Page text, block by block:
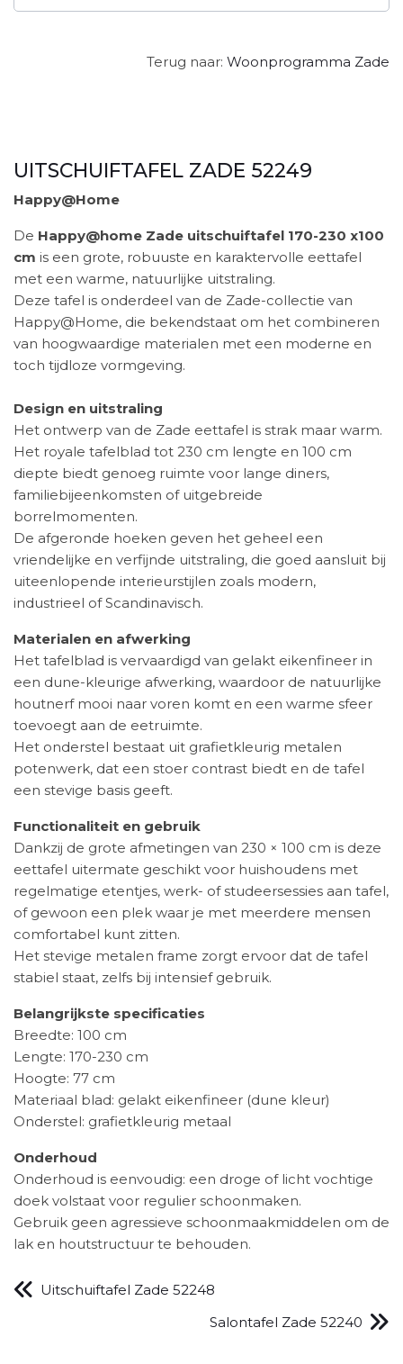
Terug naar: Woonprogramma Zade
UITSCHUIFTAFEL ZADE 52249
Happy@Home
De Happy@home Zade uitschuiftafel 170-230 x100
cm is een grote, robuuste en karaktervolle eettafel
met een warme, natuurlijke uitstraling.
Deze tafel is onderdeel van de Zade-collectie van
Happy@Home, die bekendstaat om het combineren
van hoogwaardige materialen met een moderne en
toch tijdloze vormgeving.
Design en uitstraling
Het ontwerp van de Zade eettafel is strak maar warm.
Het royale tafelblad tot 230 cm lengte en 100 cm
diepte biedt genoeg ruimte voor lange diners,
familiebijeenkomsten of uitgebreide
borrelmomenten.
De afgeronde hoeken geven het geheel een
vriendelijke en verfijnde uitstraling, die goed aansluit bij
uiteenlopende interieurstijlen zoals modern,
industrieel of Scandinavisch.
Materialen en afwerking
Het tafelblad is vervaardigd van gelakt eikenfineer in
een dune-kleurige afwerking, waardoor de natuurlijke
houtnerf mooi naar voren komt en een warme sfeer
toevoegt aan de eetruimte.
Het onderstel bestaat uit grafietkleurig metalen
potenwerk, dat een stoer contrast biedt en de tafel
een stevige basis geeft.
Functionaliteit en gebruik
Dankzij de grote afmetingen van 230 × 100 cm is deze
eettafel uitermate geschikt voor huishoudens met
regelmatige etentjes, werk- of studeersessies aan tafel,
of gewoon een plek waar je met meerdere mensen
comfortabel kunt zitten.
Het stevige metalen frame zorgt ervoor dat de tafel
stabiel staat, zelfs bij intensief gebruik.
Belangrijkste specificaties
Breedte: 100 cm
Lengte: 170-230 cm
Hoogte: 77 cm
Materiaal blad: gelakt eikenfineer (dune kleur)
Onderstel: grafietkleurig metaal
Onderhoud
Onderhoud is eenvoudig: een droge of licht vochtige
doek volstaat voor regulier schoonmaken.
Gebruik geen agressieve schoonmaakmiddelen om de
lak en houtstructuur te behouden.
Uitschuiftafel Zade 52248
Salontafel Zade 52240